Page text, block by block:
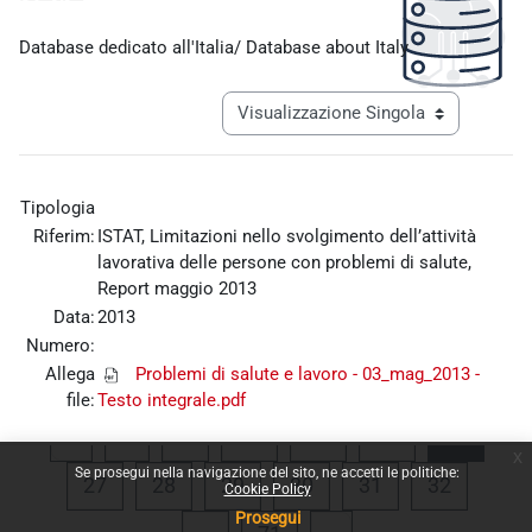
Se prosegui nella navigazione del sito, ne accetti le politiche:
Cookie Policy
Prosegui
Database dedicato all'Italia/ Database about Italy
Navigazione terziaria modalità
Tipologia
Riferim: ISTAT, Limitazioni nello svolgimento dell’attività
lavorativa delle persone con problemi di salute,
Report maggio 2013
Data:2013
Numero:
Allega
file:
Problemi di salute e lavoro - 03_mag_2013 -
Testo integrale.pdf
« 1 … 23 24 25 26
27Pagina 27
28Pagina 28
29Pagina 29
30Pagina 30
31Pagina 31
32Pagina